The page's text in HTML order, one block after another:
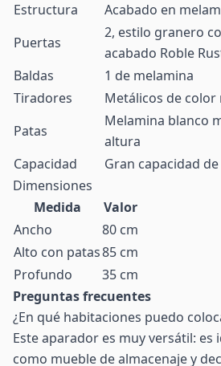
Estructura
Acabado en
Puertas
2, estilo granero
acabado Roble
Baldas
1 de melamina
Tiradores
Metálicos de color
Patas
Melamina blanco
altura
Capacidad
Gran capacidad
Dimensiones
Medida
Valor
Ancho
80 cm
Alto con patas85 cm
Profundo
35 cm
Preguntas frecuentes
¿En qué habitaciones puedo
Este aparador es muy versátil: es
como mueble de almacenaje y